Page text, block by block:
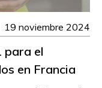
19 noviembre 2024
para el
en Francia